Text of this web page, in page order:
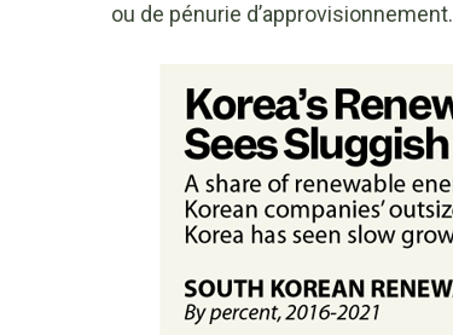
ou de pénurie d’approvisionnement.